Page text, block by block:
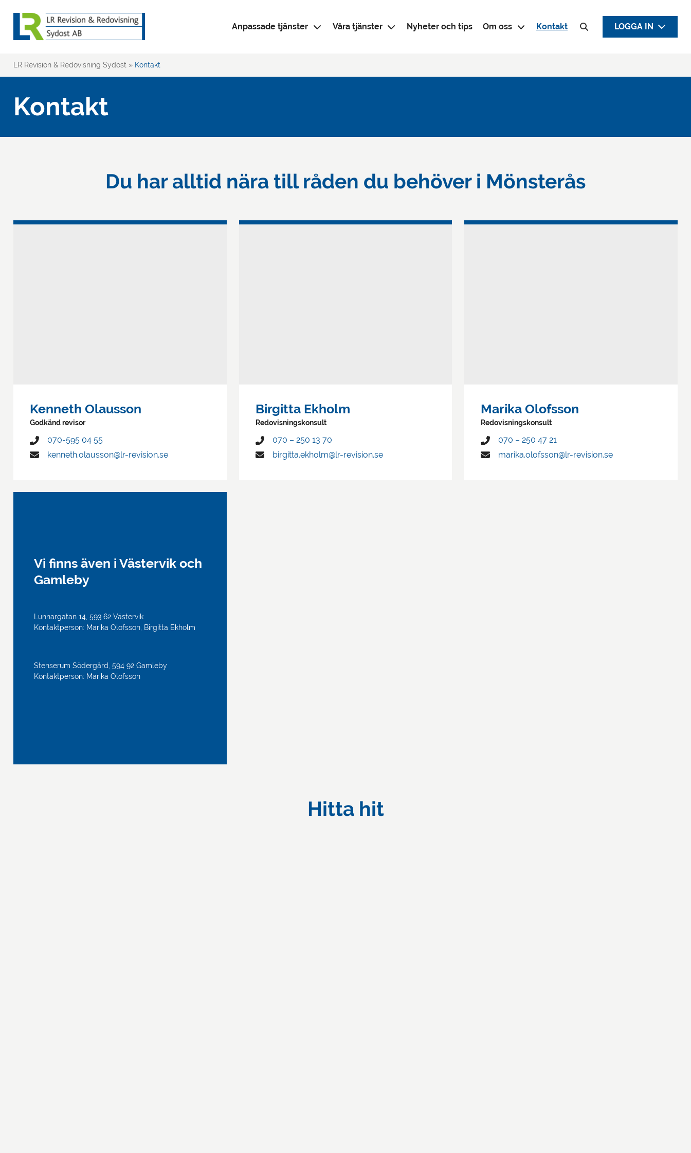
Anpassade tjänster Våra tjänster Nyheter och tips Om oss Kontakt
Sök efter:
LOGGA IN
LR Revision & Redovisning Sydost » Kontakt
Kontakt
Du har alltid nära till råden du behöver i Mönsterås
Kenneth Olausson
Godkänd revisor
070-595 04 55
kenneth.olausson@lr-revision.se
Birgitta Ekholm
Redovisningskonsult
070 – 250 13 70
birgitta.ekholm@lr-revision.se
Marika Olofsson
Redovisningskonsult
070 – 250 47 21
marika.olofsson@lr-revision.se
Vi finns även i Västervik och
Gamleby
Lunnargatan 14, 593 62 Västervik
Kontaktperson: Marika Olofsson, Birgitta Ekholm
Stenserum Södergård, 594 92 Gamleby
Kontaktperson: Marika Olofsson
Hitta hit